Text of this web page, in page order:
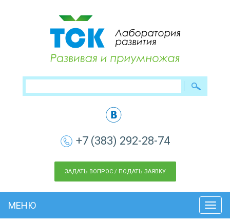
+7 (383) 292-28-74
ЗАДАТЬ ВОПРОС / ПОДАТЬ ЗАЯВКУ
МЕНЮ